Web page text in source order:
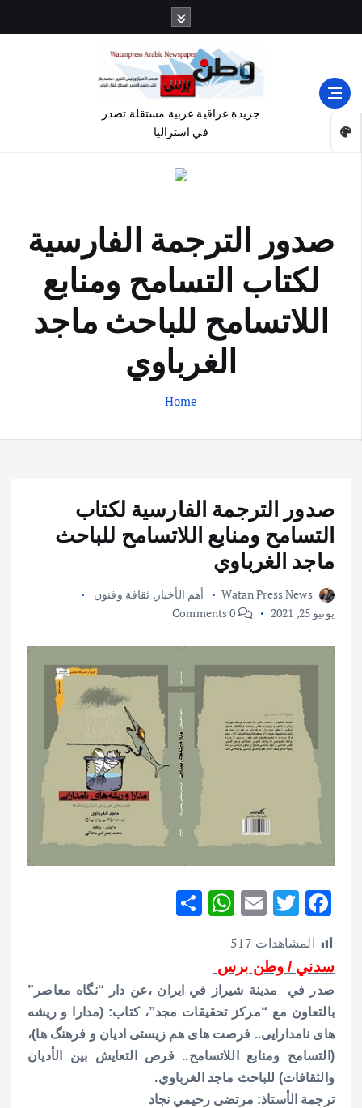
جريدة عراقية عربية مستقلة تصدر
في استراليا
صدور الترجمة الفارسية
لكتاب التسامح ومنابع
اللاتسامح للباحث ماجد
الغرباوي
Home
صدور الترجمة الفارسية لكتاب
التسامح ومنابع اللاتسامح للباحث
ماجد الغرباوي
Watan Press News أهم الأخبار, ثقافة وفنون
يونيو 25, 2021
F
ac
e
b
o
o
k
T
w
it
te
r
E
m
ai
l
W
s
A
p
p
e
المشاهدات 517
سدني / وطن برس
صدر في مدينة شيراز في ايران ،عن دار “نگاه معاصر”
بالتعاون مع “مركز تحقيقات مجد”، كتاب: (مدارا و ریشه
های نامدارایی.. فرصت های هم زیستی ادیان و فرهنگ ها)،
(التسامح ومنابع اللاتسامح.. فرص التعايش بين الأديان
والثقافات) للباحث ماجد الغرباوي.
ترجمة الأستاذ: مرتضى رحيمي نجاد